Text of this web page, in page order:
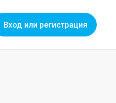
Вход или регистрация